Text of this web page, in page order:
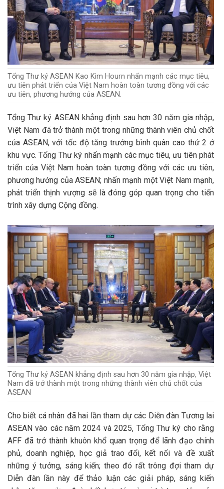
Tổng Thư ký ASEAN Kao Kim Hourn nhấn mạnh các mục tiêu,
ưu tiên phát triển của Việt Nam hoàn toàn tương đồng với các
ưu tiên, phương hướng của ASEAN.
Tổng Thư ký ASEAN khẳng định sau hơn 30 năm gia nhập,
Việt Nam đã trở thành một trong những thành viên chủ chốt
của ASEAN, với tốc độ tăng trưởng bình quân cao thứ 2 ở
khu vực. Tổng Thư ký nhấn mạnh các mục tiêu, ưu tiên phát
triển của Việt Nam hoàn toàn tương đồng với các ưu tiên,
phương hướng của ASEAN; nhấn mạnh một Việt Nam mạnh,
phát triển thịnh vượng sẽ là đóng góp quan trọng cho tiến
trình xây dựng Cộng đồng.
Tổng Thư ký ASEAN khẳng định sau hơn 30 năm gia nhập, Việt
Nam đã trở thành một trong những thành viên chủ chốt của
ASEAN
Cho biết cá nhân đã hai lần tham dự các Diễn đàn Tương lai
ASEAN vào các năm 2024 và 2025, Tổng Thư ký cho rằng
AFF đã trở thành khuôn khổ quan trọng để lãnh đạo chính
phủ, doanh nghiệp, học giả trao đổi, kết nối và đề xuất
những ý tưởng, sáng kiến; theo đó rất trông đợi tham dự
Diễn đàn lần này để thảo luận các giải pháp, sáng kiến